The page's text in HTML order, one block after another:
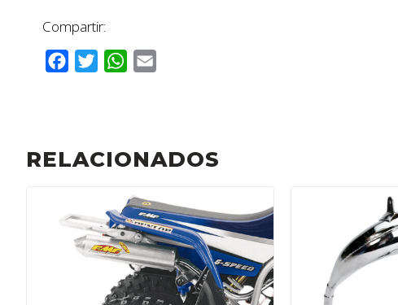
Compartir:
k
t
W
s
p
p
l
RELACIONADOS